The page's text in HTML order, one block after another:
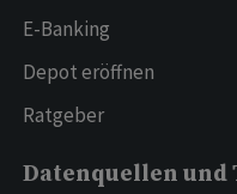
E-Banking
Depot eröffnen
Ratgeber
Datenquellen